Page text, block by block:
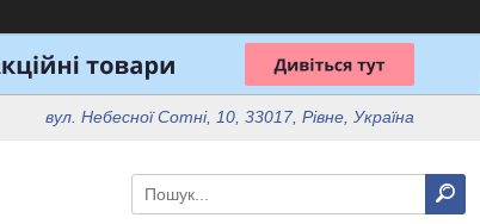
вул. Небесної Сотні, 10, 33017, Рівне, Україна